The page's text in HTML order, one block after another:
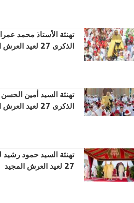
تهنئة الأستاذ محمد
الذكرى 27 لعيد العرش المجيد
تهنئة السيد أمين
الذكرى 27 لعيد العرش المجيد
تهنئة السيد حمود رشيد
27 لعيد العرش المجيد